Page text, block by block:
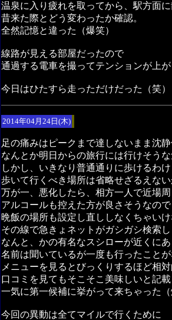
温泉に入り疲れを取ってから、駅方面
昔来た際とどう変わったか確認。
全然記憶と違った（爆笑）
線路が見える部屋だったので
通過する電車を撮ってテンションが上
今日はひたすら走っただけだった（笑）
2014年04月24日(木)
足の痛みはピークまで達しないまま沈
なんとか明日からの旅行には行けそう
しかし、いきなり普通通りに歩けるわ
歩いて行くべき場所は省略せざるえな
万が一、悪化したら、相方一人で近場
アルコールも控えた方が良さそうなので
晩飯の場所も設定し直ししなくちゃい
その線で急きょネットがガシガシ検索
なんと、かの有名なスシローが近くに
名前は聞いているが一度も行ったこと
メニューを見るとびっくりするほど相
口コミを見てもそこそこ美味しいと記
一気に第一候補に挙がって来ちゃった
今回の異動は全てマイルで行くために